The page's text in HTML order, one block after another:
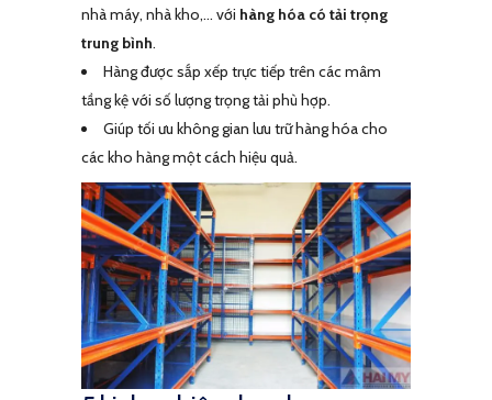
nhà máy, nhà kho,… với hàng hóa có tải trọng
trung bình.
Hàng được sắp xếp trực tiếp trên các mâm
tầng kệ với số lượng trọng tải phù hợp.
Giúp tối ưu không gian lưu trữ hàng hóa cho
các kho hàng một cách hiệu quả.